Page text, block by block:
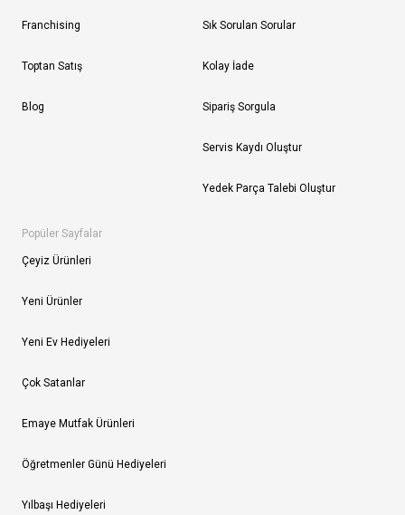
Franchising
Toptan Satış
Blog
Sık Sorulan Sorular
Kolay İade
Sipariş Sorgula
Servis Kaydı Oluştur
Yedek Parça Talebi Oluştur
Popüler Sayfalar
Çeyiz Ürünleri
Yeni Ürünler
Yeni Ev Hediyeleri
Çok Satanlar
Emaye Mutfak Ürünleri
Öğretmenler Günü Hediyeleri
Yılbaşı Hediyeleri